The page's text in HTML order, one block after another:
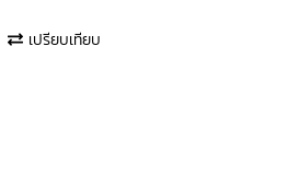
เปรียบเทียบ